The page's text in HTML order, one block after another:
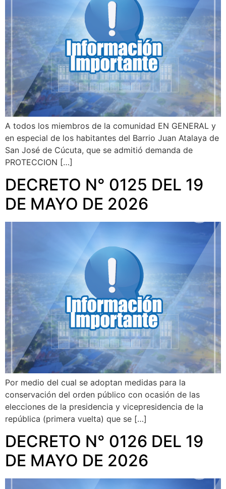
A todos los miembros de la comunidad EN GENERAL y
en especial de los habitantes del Barrio Juan Atalaya de
San José de Cúcuta, que se admitió demanda de
PROTECCION […]
DECRETO N° 0125 DEL 19
DE MAYO DE 2026
Por medio del cual se adoptan medidas para la
conservación del orden público con ocasión de las
elecciones de la presidencia y vicepresidencia de la
república (primera vuelta) que se […]
DECRETO N° 0126 DEL 19
DE MAYO DE 2026